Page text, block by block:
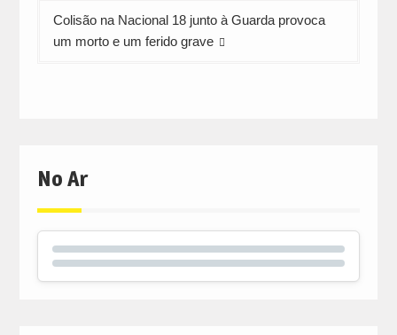
Colisão na Nacional 18 junto à Guarda provoca
um morto e um ferido grave
No Ar